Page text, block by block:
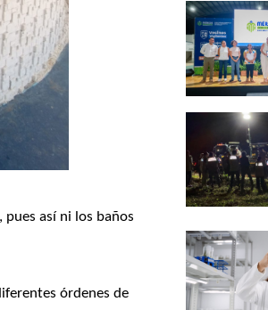
, pues así ni los baños
órdenes de